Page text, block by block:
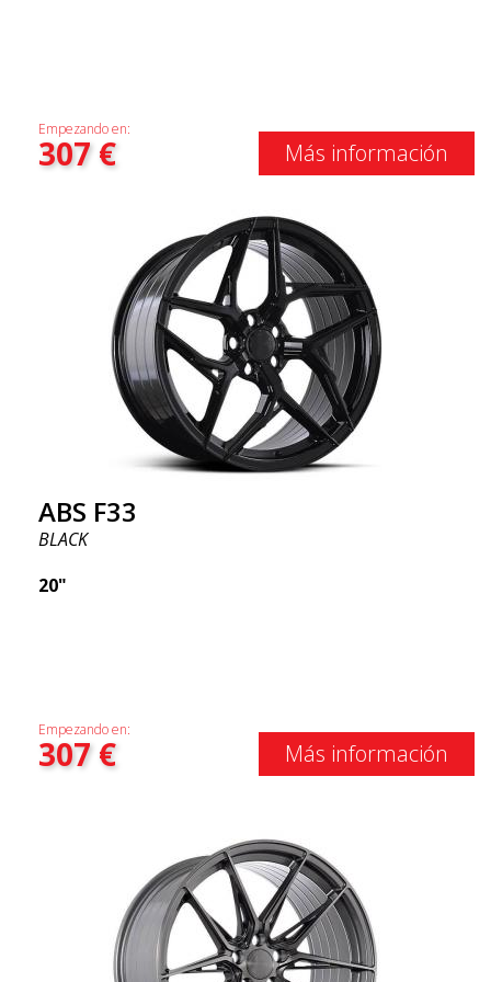
Empezando en:
307€ Más información
ABS F33
BLACK
20"
Empezando en:
307€ Más información